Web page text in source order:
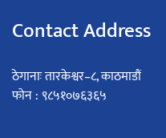
Contact Address
ठेगानाः तारकेश्वर–८, काठमाडौं
फोन : ९८५१०७६३६५